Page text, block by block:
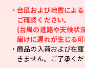
・台風および地震によ
ご確認ください。
(台風の進路や天候状
届けに遅れが生じる
・商品の入荷および在
きません。ご了承くだ